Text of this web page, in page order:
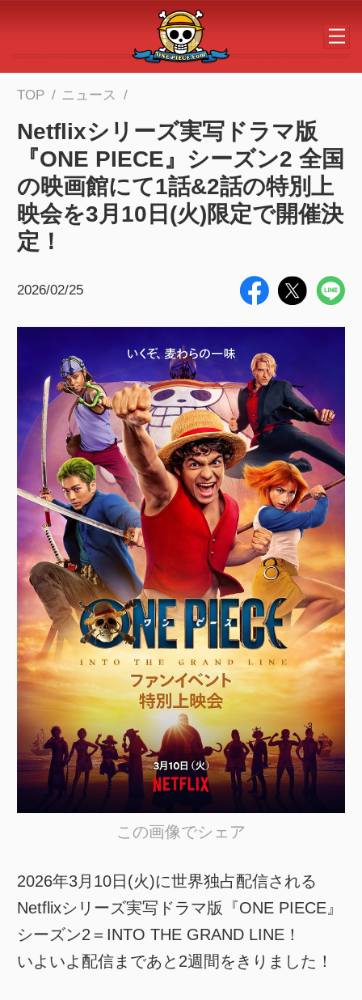
メインコンテンツへスキップする
TOP ニュース
Netflixシリーズ実写ドラマ版
『ONE PIECE』シーズン2 全国
の映画館にて1話&2話の特別上
映会を3月10日(火)限定で開催決
定！
2026/02/25
この画像でシェア
2026年3月10日(火)に世界独占配信される
Netflixシリーズ実写ドラマ版『ONE PIECE』
シーズン2＝INTO THE GRAND LINE！
いよいよ配信まであと2週間をきりました！